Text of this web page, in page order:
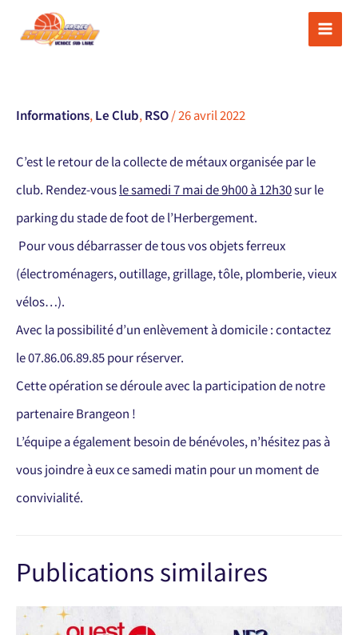
Informations, Le Club, RSO/26 avril 2022
C’est le retour de la collecte de métaux organisée par le
club. Rendez-vousle samedi 7 mai de 9h00 à 12h30sur le
parking du stade de foot de l’Herbergement.
Pour vous débarrasser de tous vos objets ferreux
(électroménagers, outillage, grillage, tôle, plomberie, vieux
vélos…).
Avec la possibilité d’un enlèvement à domicile : contactez
le 07.86.06.89.85 pour réserver.
Cette opération se déroule avec la participation de notre
partenaire Brangeon !
L’équipe a également besoin de bénévoles, n’hésitez pas à
vous joindre à eux ce samedi matin pour un moment de
convivialité.
Publications similaires